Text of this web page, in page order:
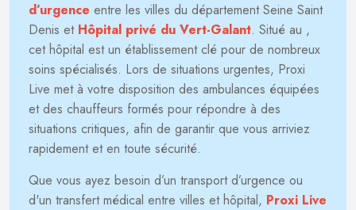
d’urgence entre les villes du département Seine Saint
Denis et Hôpital privé du Vert-Galant. Situé au ,
cet hôpital est un établissement clé pour de nombreux
soins spécialisés. Lors de situations urgentes, Proxi
Live met à votre disposition des ambulances équipées
et des chauffeurs formés pour répondre à des
situations critiques, afin de garantir que vous arriviez
rapidement et en toute sécurité.
Que vous ayez besoin d’un transport d’urgence ou
d'un transfert médical entre villes et hôpital, Proxi Live